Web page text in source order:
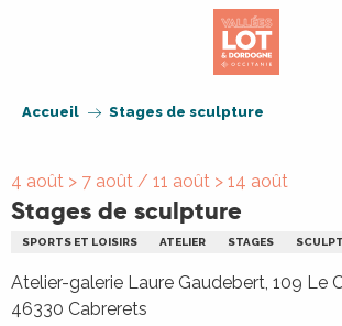
Accueil Stages de sculpture
4 août > 7 août / 11 août > 14 août
Stages de sculpture
SPORTS ET LOISIRS ATELIER STAGES
Atelier-galerie Laure Gaudebert, 109 Le
46330 Cabrerets